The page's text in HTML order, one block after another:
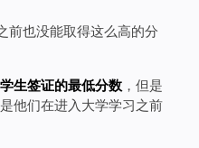
前也没能取得这么高的分
生签证的最低分数 ，但是
他们在进入大学学习之前